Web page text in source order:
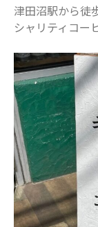
津田沼駅から徒
シャリティコー